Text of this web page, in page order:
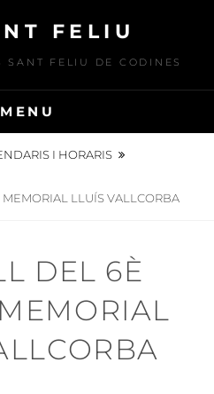
FELIU
SANT FELIU DE CODINES
MENU
I HORARIS
LLUÍS VALLCORBA
DEL 6È